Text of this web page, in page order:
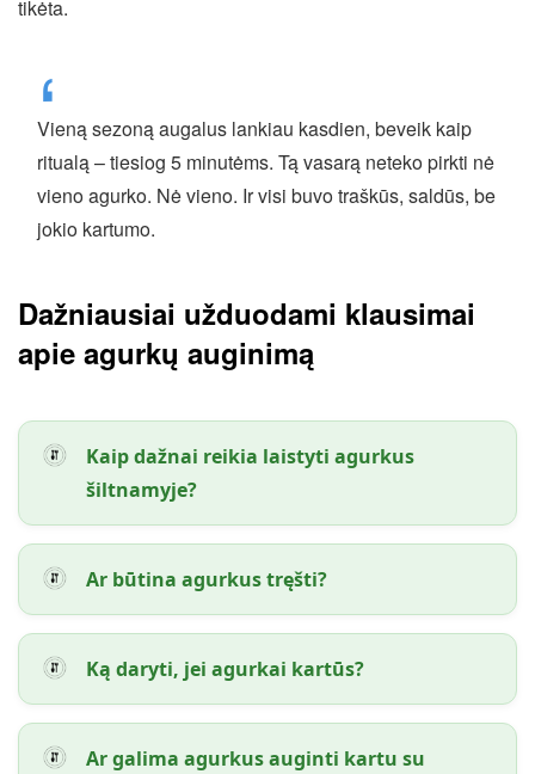
tikėta.
Vieną sezoną augalus lankiau kasdien, beveik kaip
ritualą – tiesiog 5 minutėms. Tą vasarą neteko pirkti nė
vieno agurko. Nė vieno. Ir visi buvo traškūs, saldūs, be
jokio kartumo.
Dažniausiai užduodami klausimai
apie agurkų auginimą
Kaip dažnai reikia laistyti agurkus
šiltnamyje?
Ar būtina agurkus tręšti?
Ką daryti, jei agurkai kartūs?
Ar galima agurkus auginti kartu su